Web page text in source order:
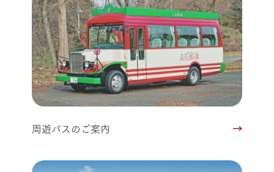
周遊バスのご案内